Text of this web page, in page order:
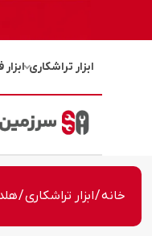
ابزار تراشکاری
خانه/ابزار تراشکاری/